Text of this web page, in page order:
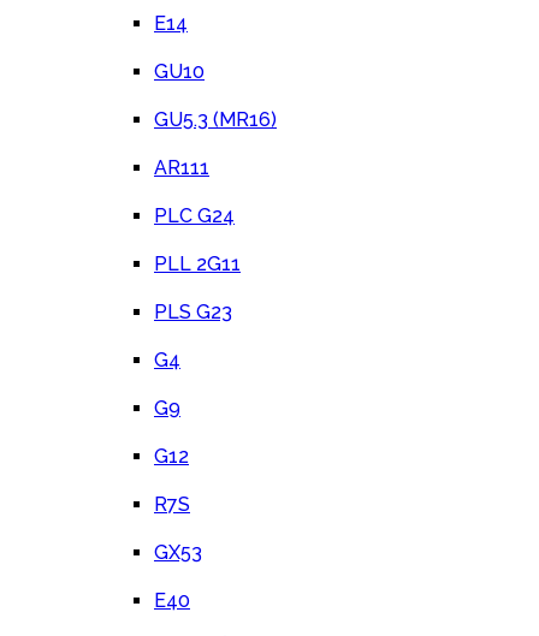
E14
GU10
GU5.3 (MR16)
AR111
PLC G24
PLL 2G11
PLS G23
G4
G9
G12
R7S
GX53
E40